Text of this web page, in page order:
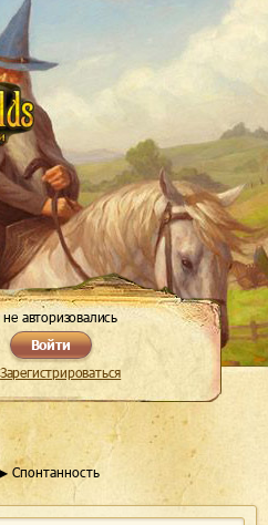
авторизовались
Войти
Зарегистрироваться
Спонтанность